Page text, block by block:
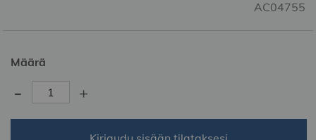
AC04755
Määrä
- +